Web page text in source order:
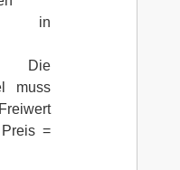
in
Die
muss
=